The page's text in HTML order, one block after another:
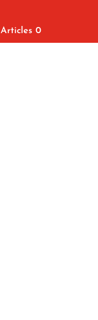
Articles 0